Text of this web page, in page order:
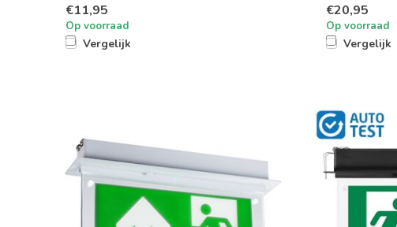
€11,95
Op voorraad
Vergelijk
€20,95
Op voorraad
Vergelijk